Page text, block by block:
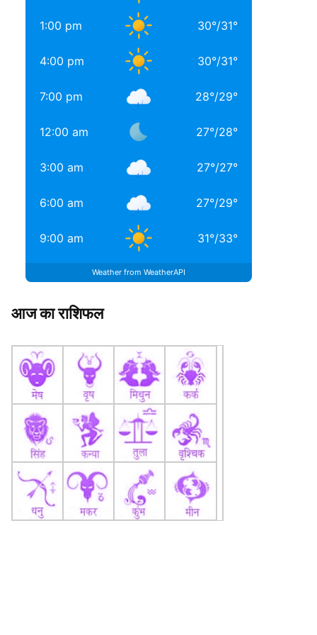
1:00 pm 30°/31°
4:00 pm 30°/31°
7:00 pm 28°/29°
12:00 am 27°/28°
3:00 am 27°/27°
6:00 am 27°/29°
9:00 am 31°/33°
Weather from WeatherAPI
आज का राशिफल